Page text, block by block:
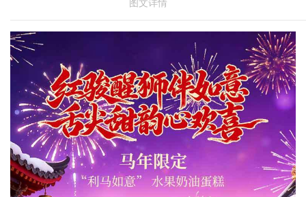
图文详情